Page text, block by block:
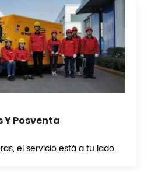
Y Posventa
el servicio está a tu lado.